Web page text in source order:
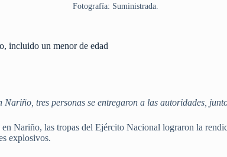
Fotografía: Suministrada.
incluido un menor de edad
tres personas se entregaron a las autoridades,
Nariño, las tropas del Ejército Nacional lograron la
explosivos.